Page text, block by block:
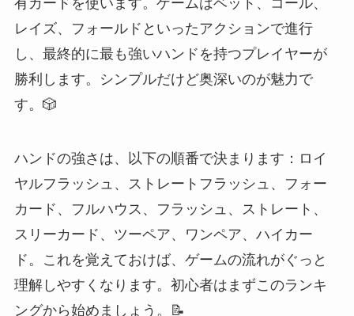
有カードを使います。ゲームはベット、コール、
レイズ、フォールドといったアクションで進行
し、最終的に最も強いハンドを持つプレイヤーが
勝利します。シンプルだけど奥深いのが魅力で
す。🎲
ハンドの強さは、以下の順番で決まります：ロイ
ヤルフラッシュ、ストレートフラッシュ、フォー
カード、フルハウス、フラッシュ、ストレート、
スリーカード、ツーペア、ワンペア、ハイカー
ド。これを覚えておけば、ゲームの流れがぐっと
理解しやすくなります。初心者はまずこのランキ
ングから始めましょう。📝